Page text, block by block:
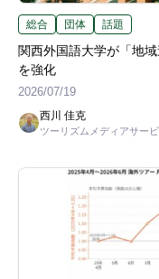
総合 団体 話題
関西外国語大学が「地
を強化
2026/07/19
西川 佳克
ツーリズムメディアサー